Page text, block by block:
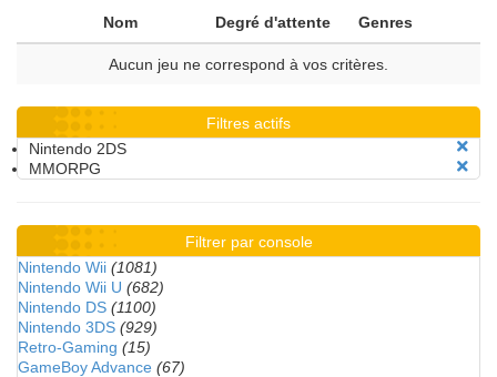
Nom Degré d'attente Genres
Aucun jeu ne correspond à vos critères.
Filtres actifs
Nintendo 2DS
MMORPG
Filtrer par console
Nintendo Wii (1081)
Nintendo Wii U (682)
Nintendo DS (1100)
Nintendo 3DS (929)
Retro-Gaming (15)
GameBoy Advance (67)